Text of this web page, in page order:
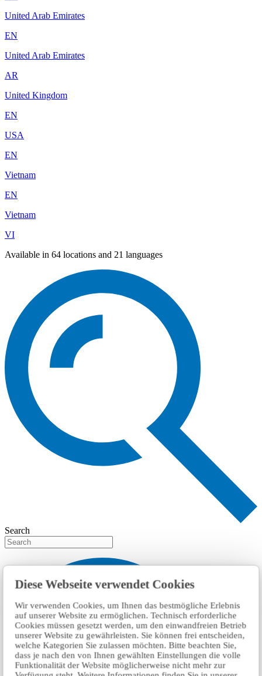
Diese Webseite verwendet Cookies
Wir verwenden Cookies, um Ihnen das bestmögliche Erlebnis
auf unserer Website zu ermöglichen. Technisch erforderliche
Cookies müssen gesetzt werden, um den einwandfreien Betrieb
unserer Website zu gewährleisten. Sie können frei entscheiden,
welche Kategorien Sie zulassen möchten. Bitte beachten Sie,
dass je nach den von Ihnen gewählten Einstellungen die volle
Funktionalität der Website möglicherweise nicht mehr zur
United Arab Emirates
EN
United Arab Emirates
AR
United Kingdom
EN
USA
EN
Vietnam
EN
Vietnam
VI
Available in 64 locations and 21 languages
Search